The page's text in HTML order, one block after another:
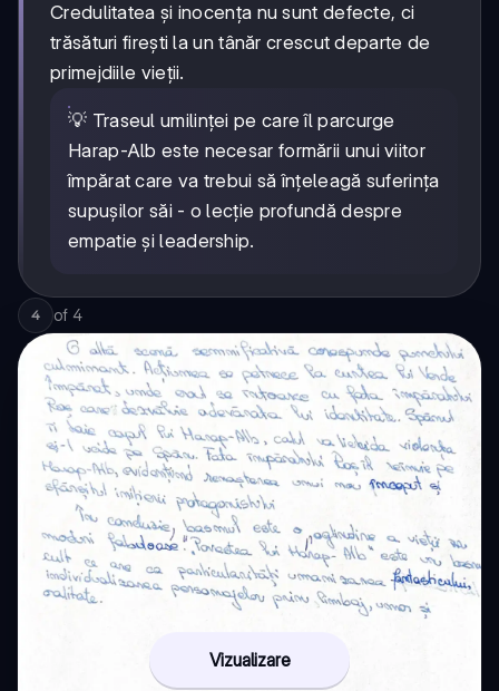
Credulitatea și inocența nu sunt defecte, ci
trăsături firești la un tânăr crescut departe de
primejdiile vieții.
💡 Traseul umilinței pe care îl parcurge
Harap-Alb este necesar formării unui viitor
împărat care va trebui să înțeleagă suferința
supușilor săi - o lecție profundă despre
empatie și leadership.
4 of 4
Vizualizare